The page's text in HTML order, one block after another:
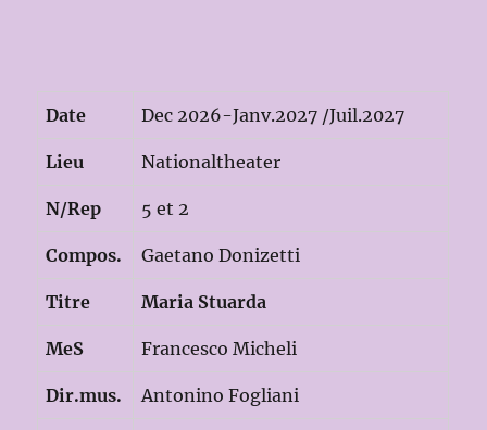
Date Dec 2026-Janv.2027 /Juil.2027
Lieu Nationaltheater
N/Rep 5 et 2
Compos. Gaetano Donizetti
Titre Maria Stuarda
MeS Francesco Micheli
Dir.mus. Antonino Fogliani